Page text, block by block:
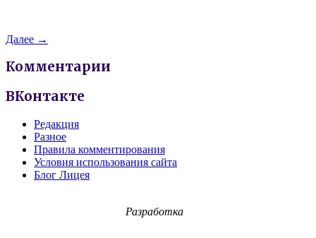
Далее →
Комментарии
ВКонтакте
Редакция
Разное
Правила комментирования
Условия использования сайта
Блог Лицея
Разработка